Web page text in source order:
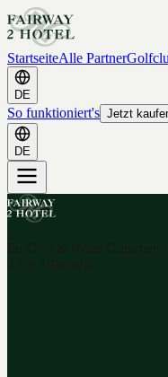
StartseiteAlle Partner
DE
So funktioniert's Jetzt
DE